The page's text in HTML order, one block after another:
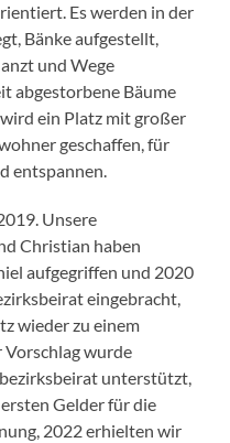
Es werden in der
Bänke aufgestellt,
und Wege
abgestorbene Bäume
ein Platz mit großer
geschaffen, für
entspannen.
Unsere
Christian haben
aufgegriffen und 2020
eingebracht,
wieder zu einem
Vorschlag wurde
unterstützt,
Gelder für die
2022 erhielten wir